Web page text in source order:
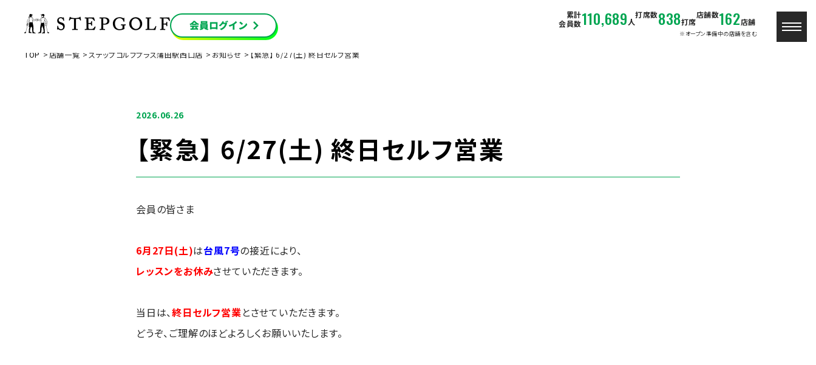
累計
会員数110,689 人
打席数838打席
店舗数162店舗
※オープン準備中の店舗を含む
TOP 店舗一覧 ステップゴルフプラス蒲田駅西口店 お知らせ 【緊急】 6/27(土) 終日セルフ営業
2026.06.26
【緊急】 6/27(土) 終日セルフ営業
会員の皆さま
6月27日(土)は台風7号の接近により、
レッスンをお休みさせていただきます。
当日は、終日セルフ営業とさせていただきます。
どうぞ、ご理解のほどよろしくお願いいたします。